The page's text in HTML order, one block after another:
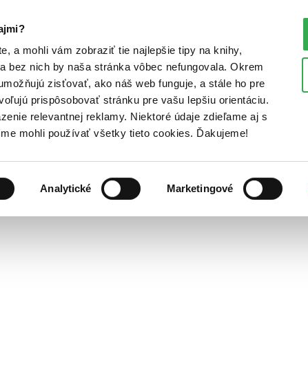
a mohli vám zobraziť tie najlepšie tipy na knihy,
bez nich by naša stránka vôbec nefungovala. Okrem
zisťovať, ako náš web funguje, a stále ho pre
prispôsobovať stránku pre vašu lepšiu orientáciu.
relevantnej reklamy. Niektoré údaje zdieľame aj s
mohli používať všetky tieto cookies. Ďakujeme!
Analytické Marketingové